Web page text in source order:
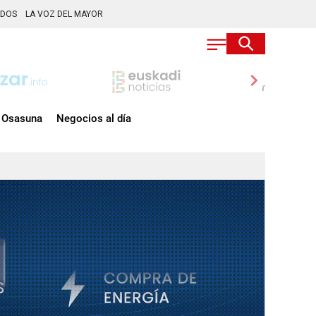
LA VOZ DEL MAYOR
chevron_right
Osasuna Negocios al día